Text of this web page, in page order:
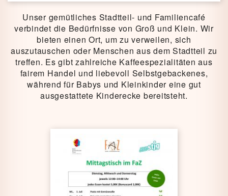
Unser gemütliches Stadtteil- und Familiencafé
verbindet die Bedürfnisse von Groß und Klein. Wir
bieten einen Ort, um zu verweilen, sich
auszutauschen oder Menschen aus dem Stadtteil zu
treffen. Es gibt zahlreiche Kaffeespezialitäten aus
fairem Handel und liebevoll Selbstgebackenes,
während für Babys und Kleinkinder eine gut
ausgestattete Kinderecke bereitsteht.